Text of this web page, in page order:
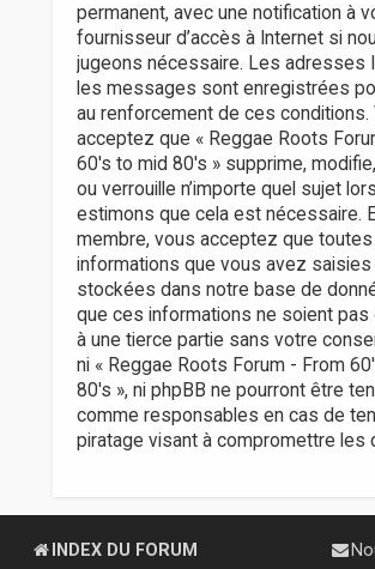
permanent, avec une notification à
fournisseur d’accès à Internet si
jugeons nécessaire. Les adresses
les messages sont enregistrées
au renforcement de ces conditions.
acceptez que « Reggae Roots
60's to mid 80's » supprime,
ou verrouille n’importe quel sujet
estimons que cela est nécessaire.
membre, vous acceptez que
informations que vous avez
stockées dans notre base de
que ces informations ne soient
à une tierce partie sans votre
ni « Reggae Roots Forum - From
80's », ni phpBB ne pourront être
comme responsables en cas de
piratage visant à compromettre les
INDEX DU FORUM